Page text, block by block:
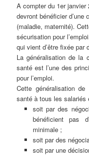
A compter du 1er
devront bénéficier d’une
(maladie, maternité).
sécurisation pour
qui vient d’être fixée par
La généralisation de la
santé est l’une des
pour l’emploi.
Cette généralisation
santé à tous les salariés
soit par des
bénéficient pas
minimale ;
soit par des
soit par une